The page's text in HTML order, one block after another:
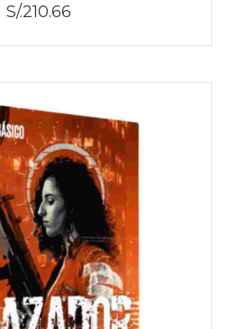
S/.210.66